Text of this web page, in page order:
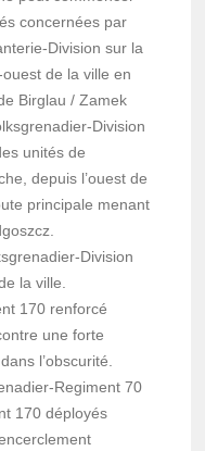
concernées par
Division sur la
de la ville en
Birglau / Zamek
Division
unités de
depuis l’ouest de
principale menant
Division
la ville.
170 renforcé
une forte
l’obscurité.
Regiment 70
170 déployés